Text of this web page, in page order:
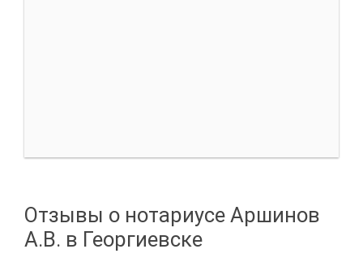
Отзывы о нотариусе Аршинов
А.В. в Георгиевске